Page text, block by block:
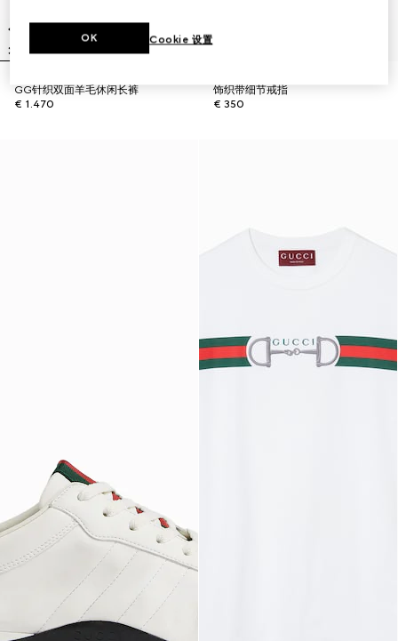
GG针织双面羊毛休闲长裤
€ 1.470
饰织带细节戒指
€ 350
Cookie 设置
OK